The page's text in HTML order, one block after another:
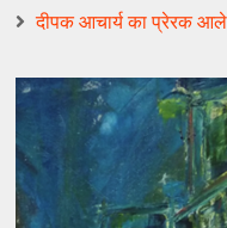
दीपक आचार्य का प्रेरक